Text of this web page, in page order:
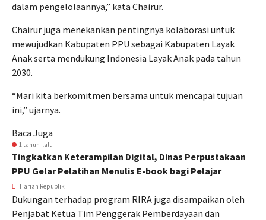
dalam pengelolaannya,” kata Chairur.
Chairur juga menekankan pentingnya kolaborasi untuk
mewujudkan Kabupaten PPU sebagai Kabupaten Layak
Anak serta mendukung Indonesia Layak Anak pada tahun
2030.
“Mari kita berkomitmen bersama untuk mencapai tujuan
ini,” ujarnya.
Baca Juga
1 tahun lalu
Tingkatkan Keterampilan Digital, Dinas Perpustakaan
PPU Gelar Pelatihan Menulis E-book bagi Pelajar
Harian Republik
Dukungan terhadap program RIRA juga disampaikan oleh
Penjabat Ketua Tim Penggerak Pemberdayaan dan